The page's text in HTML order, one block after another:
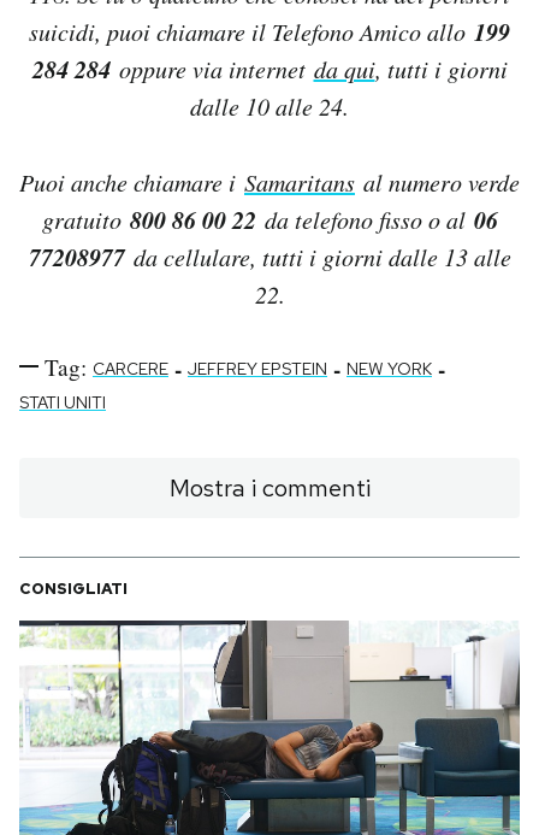
suicidi, puoi chiamare il Telefono Amico allo 199
284 284oppure via internet da qui, tutti i giorni
dalle 10 alle 24.
Puoi anche chiamare i Samaritans al numero verde
gratuito 800 86 00 22 da telefono fisso o al 06
77208977da cellulare, tutti i giorni dalle 13 alle
22.
Tag: CARCERE - JEFFREY EPSTEIN - NEW YORK -
STATI UNITI
Mostra i commenti
CONSIGLIATI